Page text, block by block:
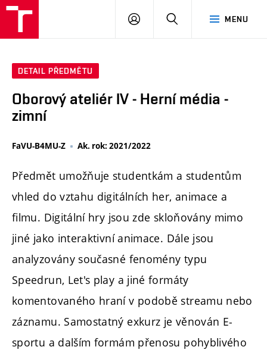
MENU
PŘIHLÁSIT
DETAIL PŘEDMĚTU
Oborový ateliér IV - Herní média -
zimní
FaVU-B4MU-Z Ak. rok: 2021/2022
Předmět umožňuje studentkám a studentům
vhled do vztahu digitálních her, animace a
filmu. Digitální hry jsou zde skloňovány mimo
jiné jako interaktivní animace. Dále jsou
analyzovány současné fenomény typu
Speedrun, Let's play a jiné formáty
komentovaného hraní v podobě streamu nebo
záznamu. Samostatný exkurz je věnován E-
sportu a dalším formám přenosu pohyblivého